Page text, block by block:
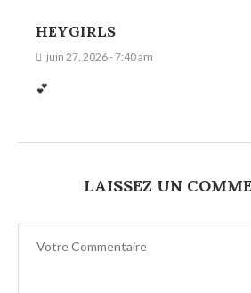
HEYGIRLS
juin 27, 2026 - 7:40 am
💕
LAISSEZ UN